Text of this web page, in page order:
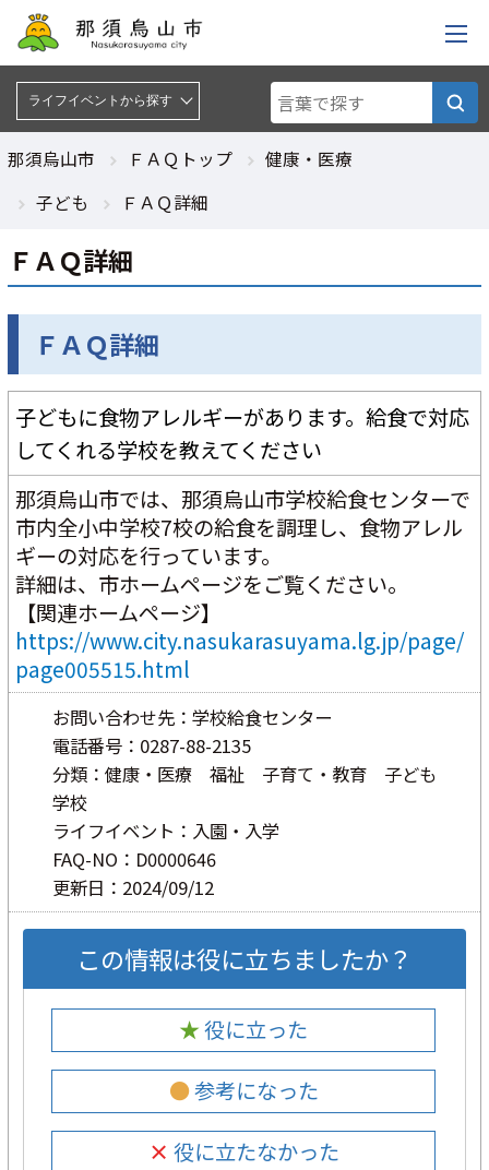
ライフイベントから探す :
ライフイベントから探す
那須烏山市 ＦＡＱトップ
健康・医療
子ども
ＦＡＱ詳細
ＦＡＱ詳細
ＦＡＱ詳細
子どもに食物アレルギーがあります。給食で対応
してくれる学校を教えてください
那須烏山市では、那須烏山市学校給食センターで
市内全小中学校7校の給食を調理し、食物アレル
ギーの対応を行っています。
詳細は、市ホームページをご覧ください。
【関連ホームページ】
https://www.city.nasukarasuyama.lg.jp/page/
page005515.html
お問い合わせ先：学校給食センター
電話番号：0287-88-2135
分類：健康・医療 福祉 子育て・教育 子ども
学校
ライフイベント：入園・入学
FAQ-NO：D0000646
更新日：2024/09/12
この情報は役に立ちましたか？
★ 役に立った
● 参考になった
× 役に立たなかった